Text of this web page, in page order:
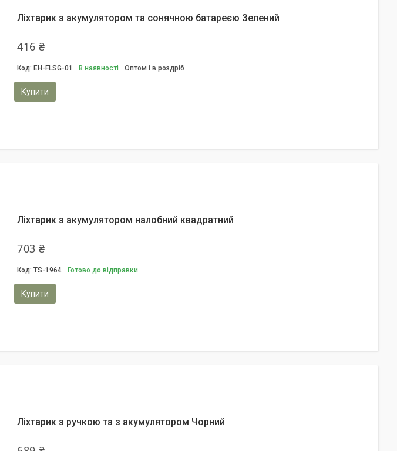
Ліхтарик з акумулятором та сонячною батареєю Зелений
416 ₴
EH-FLSG-01 В наявності Оптом і в роздріб
Купити
Ліхтарик з акумулятором налобний квадратний
703 ₴
TS-1964 Готово до відправки
Купити
Ліхтарик з ручкою та з акумулятором Чорний